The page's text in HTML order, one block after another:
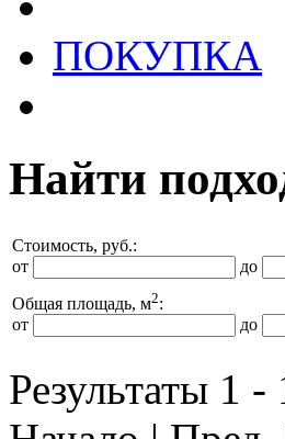
ПОКУПКА
Найти
Стоимость, руб.:
от
до
Общая площадь, м2:
от
до
Результаты 1 -